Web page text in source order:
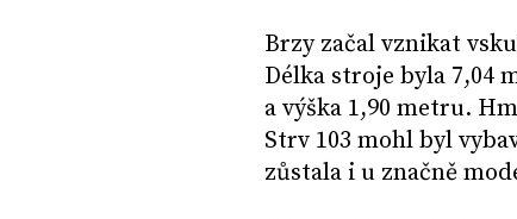
Brzy začal vznikat
Délka stroje byla 7,04
a výška 1,90 metru.
Strv 103 mohl byl
zůstala i u značně